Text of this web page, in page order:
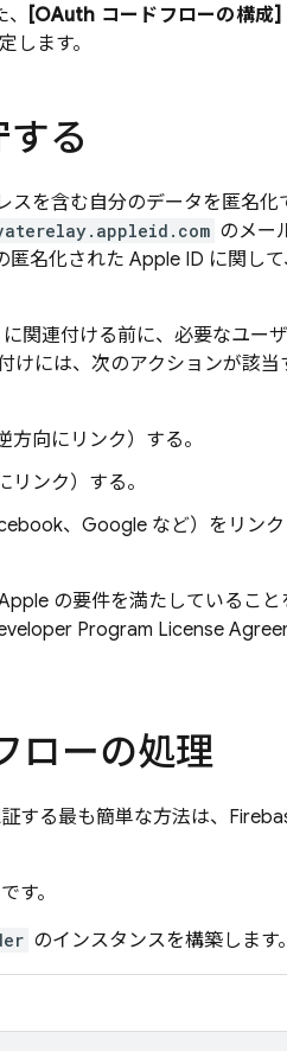
[OAuth コードフローの構成]
します。
る
スを含む自分のデータを匿名化
のメー
匿名化された Apple ID に関し
関連付ける前に、必要なユー
けには、次のアクションが該当
向にリンク）する。
ンク）する。
、Google など）をリン
の要件を満たしていること
Program License
ローの処理
する最も簡単な方法は、
す。
のインスタンスを構築します。